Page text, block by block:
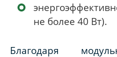
не более 40 Вт).
Благодаря